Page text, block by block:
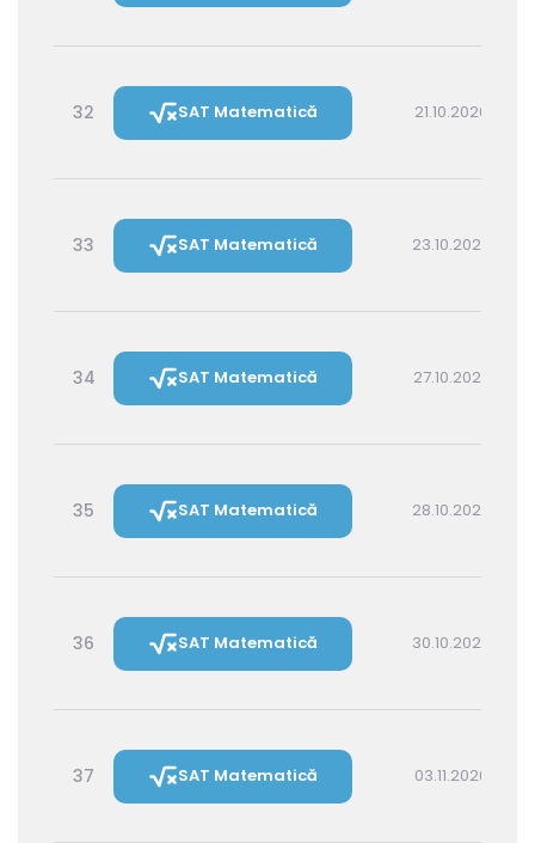
32 SAT Matematică 21.10.2026 14:30
33 SAT Matematică 23.10.2026 16:00
34 SAT Matematică 27.10.2026 16:00
35 SAT Matematică 28.10.2026 14:30
36 SAT Matematică 30.10.2026 16:00
37 SAT Matematică 03.11.2026 16:00